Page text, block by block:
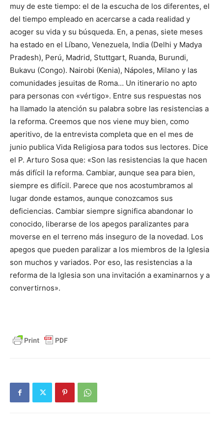
muy de este tiempo: el de la escucha de los diferentes, el
del tiempo empleado en acercarse a cada realidad y
acoger su vida y su búsqueda. En, a penas, siete meses
ha estado en el Líbano, Venezuela, India (Delhi y Madya
Pradesh), Perú, Madrid, Stuttgart, Ruanda, Burundi,
Bukavu (Congo). Nairobi (Kenia), Nápoles, Milano y las
comunidades jesuitas de Roma… Un itinerario no apto
para personas con «vértigo». Entre sus respuestas nos
ha llamado la atención su palabra sobre las resistencias a
la reforma. Creemos que nos viene muy bien, como
aperitivo, de la entrevista completa que en el mes de
junio publica Vida Religiosa para todos sus lectores. Dice
el P. Arturo Sosa que: «Son las resistencias la que hacen
más difícil la reforma. Cambiar, aunque sea para bien,
siempre es difícil. Parece que nos acostumbramos al
lugar donde estamos, aunque conozcamos sus
deficiencias. Cambiar siempre significa abandonar lo
conocido, liberarse de los apegos paralizantes para
moverse en el terreno más inseguro de la novedad. Los
apegos que pueden paralizar a los miembros de la Iglesia
son muchos y variados. Por eso, las resistencias a la
reforma de la Iglesia son una invitación a examinarnos y a
convertirnos».